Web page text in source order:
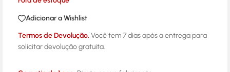
Adicionar a Wishlist
Termos de Devolução. Você tem 7 dias após a entrega para
solicitar devolução gratuita.